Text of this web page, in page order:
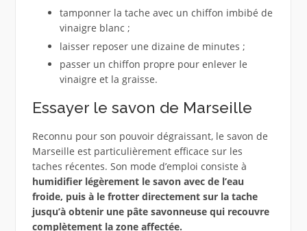
tamponner la tache avec un chiffon imbibé de
vinaigre blanc ;
laisser reposer une dizaine de minutes ;
passer un chiffon propre pour enlever le
vinaigre et la graisse.
Essayer le savon de Marseille
Reconnu pour son pouvoir dégraissant, le savon de
Marseille est particulièrement efficace sur les
taches récentes. Son mode d’emploi consiste à
humidifier légèrement le savon avec de l’eau
froide, puis à le frotter directement sur la tache
jusqu’à obtenir une pâte savonneuse qui recouvre
complètement la zone affectée.